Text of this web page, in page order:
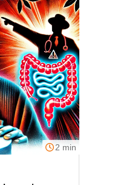
2 min